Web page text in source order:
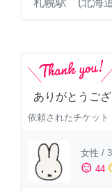
ありがとうござ
依頼されたチケット
女性 /
sentiment_satisfied 44